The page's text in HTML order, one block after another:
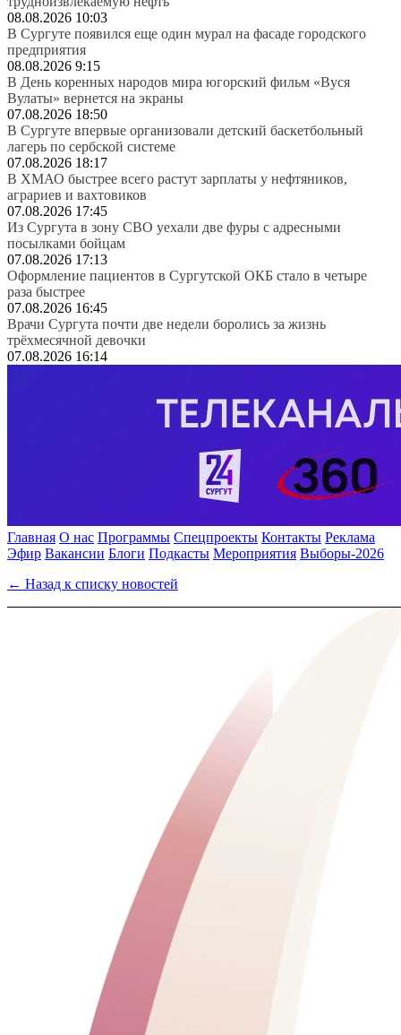
08.08.2026 10:03
В Сургуте появился еще один мурал на фасаде городского
предприятия
08.08.2026 9:15
В День коренных народов мира югорский фильм «Вуся
Вулаты» вернется на экраны
07.08.2026 18:50
В Сургуте впервые организовали детский баскетбольный
лагерь по сербской системе
07.08.2026 18:17
В ХМАО быстрее всего растут зарплаты у нефтяников,
аграриев и вахтовиков
07.08.2026 17:45
Из Сургута в зону СВО уехали две фуры с адресными
посылками бойцам
07.08.2026 17:13
Оформление пациентов в Сургутской ОКБ стало в четыре
раза быстрее
07.08.2026 16:45
Врачи Сургута почти две недели боролись за жизнь
трёхмесячной девочки
07.08.2026 16:14
Главная О нас Программы Спецпроекты Контакты Реклама
Эфир Вакансии Блоги Подкасты Мероприятия Выборы-2026
← Назад к списку новостей